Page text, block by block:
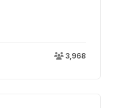
3,968